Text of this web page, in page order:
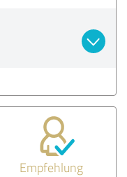
Empfehlung